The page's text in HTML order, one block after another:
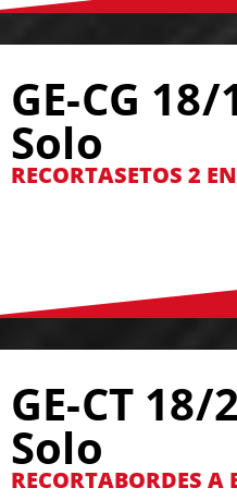
GE-CG
Solo
RECORTASETOS 2
GE-CT 18/
Solo
RECORTABORDES A